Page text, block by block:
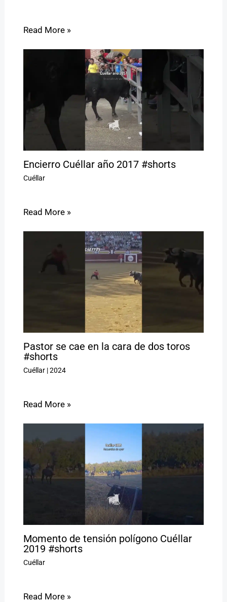
Read More »
Encierro Cuéllar año 2017 #shorts
Cuéllar
Read More »
Pastor se cae en la cara de dos toros
#shorts
Cuéllar|2024
Read More »
Momento de tensión polígono Cuéllar
2019 #shorts
Cuéllar
Read More »